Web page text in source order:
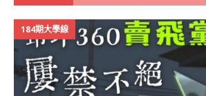
184期大學線